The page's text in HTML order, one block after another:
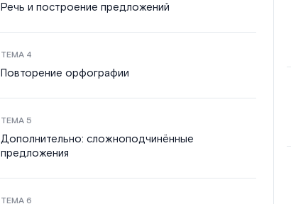
Речь и построение предложений
ТЕМА 4
Повторение орфографии
ТЕМА 5
Дополнительно: сложноподчинённые
предложения
ТЕМА 6